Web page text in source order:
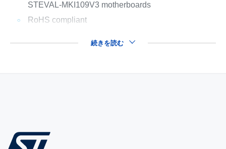
STEVAL-MKI109V3 motherboards
RoHS compliant
続きを読む